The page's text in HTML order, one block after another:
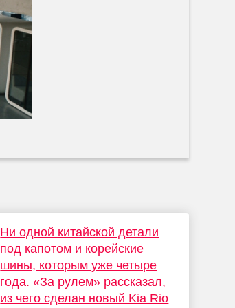
Ни одной китайской детали
под капотом и корейские
шины, которым уже четыре
года. «За рулем» рассказал,
из чего сделан новый Kia Rio